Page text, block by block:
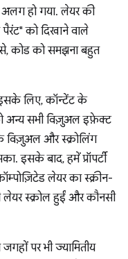
हो गया. लेयर की
पैरंट" को दिखाने वाले
कोड को समझना बहुत
इसके लिए, कॉन्टेंट के
अन्य सभी विज़ुअल इफ़ेक्ट
विज़ुअल और स्क्रोलिंग
इसके बाद, हमें प्रॉपर्टी
लेयर का स्क्रीन-
लेयर स्क्रोल हुईं और कौनसी
पर भी ज्यामितीय